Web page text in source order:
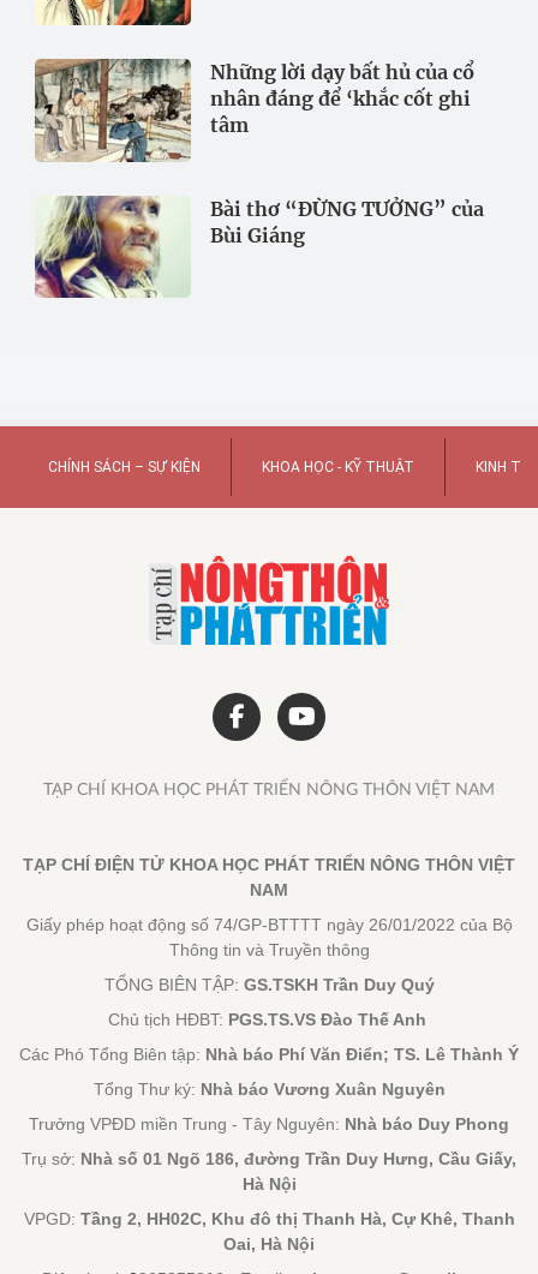
Những lời dạy bất hủ của cổ
nhân đáng để ‘khắc cốt ghi
tâm
Bài thơ “ĐỪNG TƯỞNG” của
Bùi Giáng
CHÍNH SÁCH – SỰ KIỆN KHOA HỌC - KỸ THUẬT KINH TẾ
TẠP CHÍ KHOA HỌC PHÁT TRIỂN NÔNG THÔN VIỆT NAM
TẠP CHÍ ĐIỆN TỬ KHOA HỌC PHÁT TRIỂN NÔNG THÔN VIỆT
NAM
Giấy phép hoạt động số 74/GP-BTTTT ngày 26/01/2022 của Bộ
Thông tin và Truyền thông
TỔNG BIÊN TẬP: GS.TSKH Trần Duy Quý
Chủ tịch HĐBT: PGS.TS.VS Đào Thế Anh
Các Phó Tổng Biên tập: Nhà báo Phí Văn Điển; TS. Lê Thành Ý
Tổng Thư ký: Nhà báo Vương Xuân Nguyên
Trưởng VPĐD miền Trung - Tây Nguyên: Nhà báo Duy Phong
Trụ sở: Nhà số 01 Ngõ 186, đường Trần Duy Hưng, Cầu Giấy,
Hà Nội
VPGD: Tầng 2, HH02C, Khu đô thị Thanh Hà, Cự Khê, Thanh
Oai, Hà Nội